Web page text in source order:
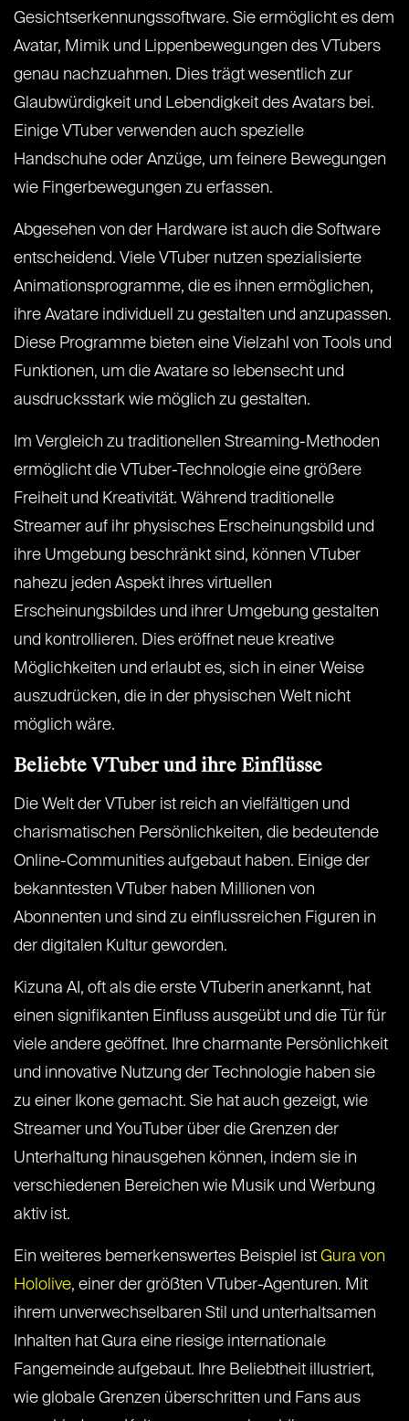
Gesichtserkennungssoftware. Sie ermöglicht es dem
Avatar, Mimik und Lippenbewegungen des VTubers
genau nachzuahmen. Dies trägt wesentlich zur
Glaubwürdigkeit und Lebendigkeit des Avatars bei.
Einige VTuber verwenden auch spezielle
Handschuhe oder Anzüge, um feinere Bewegungen
wie Fingerbewegungen zu erfassen.
Abgesehen von der Hardware ist auch die Software
entscheidend. Viele VTuber nutzen spezialisierte
Animationsprogramme, die es ihnen ermöglichen,
ihre Avatare individuell zu gestalten und anzupassen.
Diese Programme bieten eine Vielzahl von Tools und
Funktionen, um die Avatare so lebensecht und
ausdrucksstark wie möglich zu gestalten.
Im Vergleich zu traditionellen Streaming-Methoden
ermöglicht die VTuber-Technologie eine größere
Freiheit und Kreativität. Während traditionelle
Streamer auf ihr physisches Erscheinungsbild und
ihre Umgebung beschränkt sind, können VTuber
nahezu jeden Aspekt ihres virtuellen
Erscheinungsbildes und ihrer Umgebung gestalten
und kontrollieren. Dies eröffnet neue kreative
Möglichkeiten und erlaubt es, sich in einer Weise
auszudrücken, die in der physischen Welt nicht
möglich wäre.
Beliebte VTuber und ihre Einflüsse
Die Welt der VTuber ist reich an vielfältigen und
charismatischen Persönlichkeiten, die bedeutende
Online-Communities aufgebaut haben. Einige der
bekanntesten VTuber haben Millionen von
Abonnenten und sind zu einflussreichen Figuren in
der digitalen Kultur geworden.
Kizuna AI, oft als die erste VTuberin anerkannt, hat
einen signifikanten Einfluss ausgeübt und die Tür für
viele andere geöffnet. Ihre charmante Persönlichkeit
und innovative Nutzung der Technologie haben sie
zu einer Ikone gemacht. Sie hat auch gezeigt, wie
Streamer und YouTuber über die Grenzen der
Unterhaltung hinausgehen können, indem sie in
verschiedenen Bereichen wie Musik und Werbung
aktiv ist.
Ein weiteres bemerkenswertes Beispiel ist Gura von
Hololive, einer der größten VTuber-Agenturen. Mit
ihrem unverwechselbaren Stil und unterhaltsamen
Inhalten hat Gura eine riesige internationale
Fangemeinde aufgebaut. Ihre Beliebtheit illustriert,
wie globale Grenzen überschritten und Fans aus